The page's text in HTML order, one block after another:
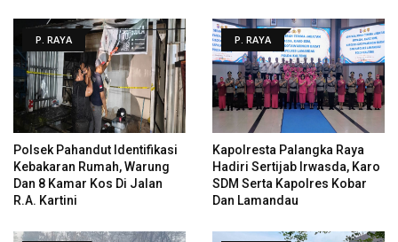
P. RAYA
Polsek Pahandut Identifikasi
Kebakaran Rumah, Warung
Dan 8 Kamar Kos Di Jalan
R.A. Kartini
P. RAYA
Kapolresta Palangka Raya
Hadiri Sertijab Irwasda, Karo
SDM Serta Kapolres Kobar
Dan Lamandau